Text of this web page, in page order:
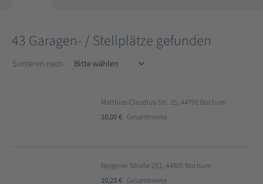
43 Garagen- / Stellplätze gefunden
Sortieren nach:
Matthias-Claudius-Str. 25, 44791 Bochum
10,00 € Gesamtmiete
Bergener Straße 251, 44805 Bochum
10,23 € Gesamtmiete